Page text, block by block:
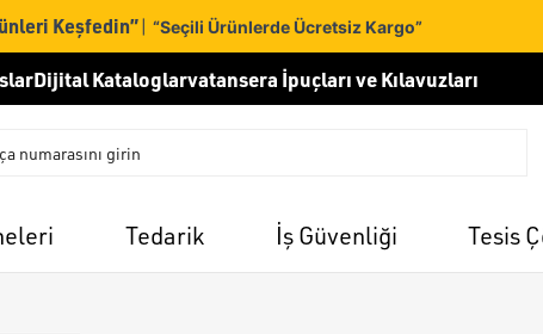
Keşfedin”| “Seçili Ürünlerde Ücretsiz Kargo”
Dijital Kataloglarvatansera İpuçları ve Kılavuzları
Tedarik İş Güvenliği Tesis